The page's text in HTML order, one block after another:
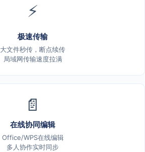
⚡
极速传输
大文件秒传，断点续传
局域网传输速度拉满
📄
在线协同编辑
Office/WPS在线编辑
多人协作实时同步